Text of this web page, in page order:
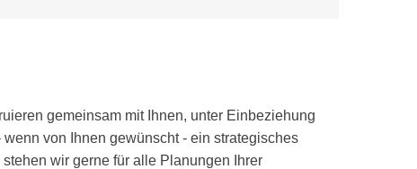
gemeinsam mit Ihnen, unter Einbeziehung
von Ihnen gewünscht - ein strategisches
wir gerne für alle Planungen Ihrer